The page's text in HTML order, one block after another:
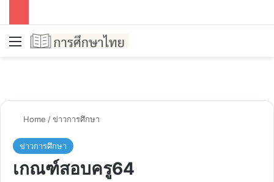
Menu
Home /ข่าวการศึกษา
ข่าวการศึกษา
เกณฑ์สอบครู64